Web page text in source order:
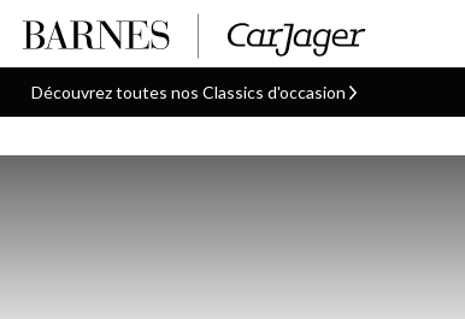
Découvrez toutes nos Classics d'occasion